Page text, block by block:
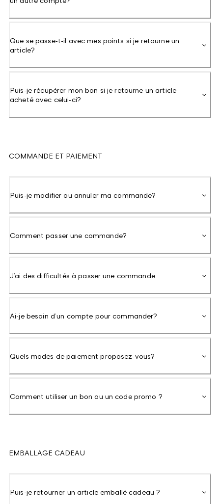
Que se passe-t-il avec mes points si je retourne un
article?
Puis-je récupérer mon bon si je retourne un article
acheté avec celui-ci?
COMMANDE ET PAIEMENT
Puis-je modifier ou annuler ma commande?
Comment passer une commande?
J’ai des difficultés à passer une commande.
Ai-je besoin d’un compte pour commander?
Quels modes de paiement proposez-vous?
Comment utiliser un bon ou un code promo ?
EMBALLAGE CADEAU
Puis-je retourner un article emballé cadeau ?